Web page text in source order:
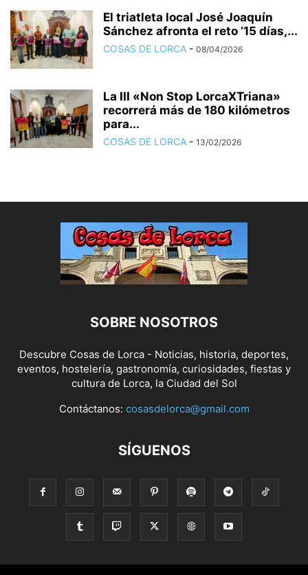
El triatleta local José Joaquín
Sánchez afronta el reto ’15 días,...
COSAS DE LORCA - 08/04/2026
La III «Non Stop LorcaXTriana»
recorrerá más de 180 kilómetros
para...
COSAS DE LORCA - 13/02/2026
SOBRE NOSOTROS
Descubre Cosas de Lorca - Noticias, historia, deportes,
eventos, hostelería, gastronomía, curiosidades, fiestas y
cultura de Lorca, la Ciudad del Sol
Contáctanos: cosasdelorca@gmail.com
SÍGUENOS